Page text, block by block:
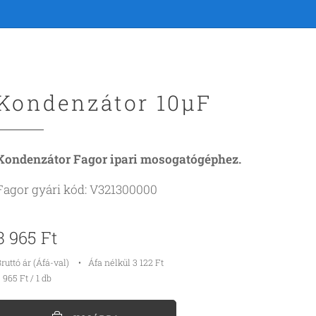
10µF
Fagor ipari mosogatógéphez.
gyári kód: V321300000
965 Ft
ár (Áfá-val)
Áfa nélkül 3 122 Ft
965 Ft / 1 db